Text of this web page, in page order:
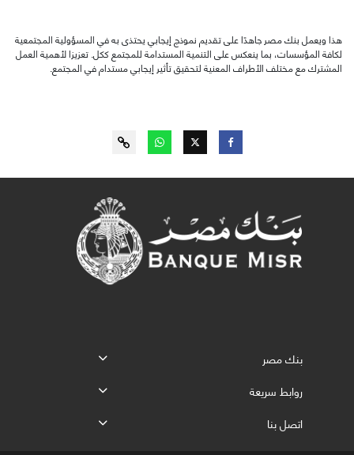
هذا ويعمل بنك مصر جاهدًا على تقديم نموذج إيجابي يحتذى به في المسؤولية المجتمعية
لكافة المؤسسات، بما ينعكس على التنمية المستدامة للمجتمع ككل. تعزيزا لأهمية العمل
المشترك مع مختلف الأطراف المعنية لتحقيق تأثير إيجابي مستدام في المجتمع.
بنك مصر
روابط سريعة
اتصل بنا